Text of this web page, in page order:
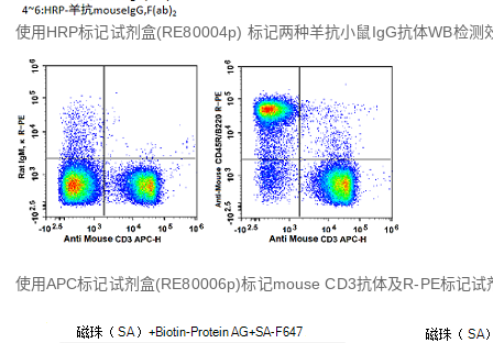
使用HRP标记试剂盒(RE80004p) 标记两种羊抗小鼠IgG抗体WB检测
使用APC标记试剂盒(RE80006p)标记mouse CD3抗体及R-PE标记